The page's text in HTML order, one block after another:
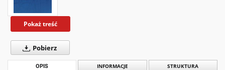
Pokaż treść
Pobierz
OPIS INFORMACJE STRUKTURA